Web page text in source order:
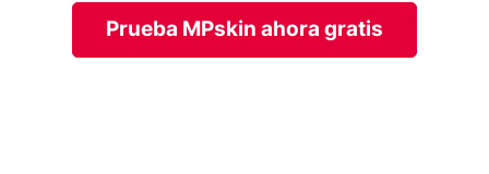
Prueba MPskin ahora gratis